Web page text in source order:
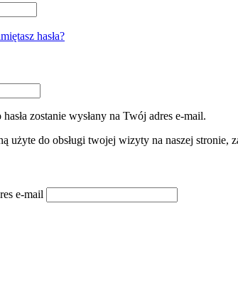
hasła?
zostanie wysłany na Twój adres e-mail.
użyte do obsługi twojej wizyty na naszej
e-mail